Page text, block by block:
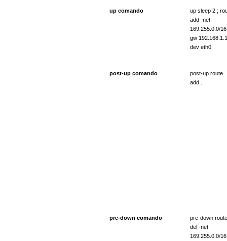
up comando
up sleep 2 ;
add -net
169.255.0.0/16
gw 192.168.1.1
dev eth0
post-up comando
post-up route
add...
pre-down comando
pre-down route
del -net
169.255.0.0/16